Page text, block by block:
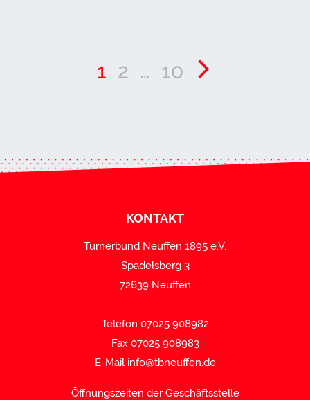
1 2 … 10
KONTAKT
Turnerbund Neuffen 1895 e.V.
Spadelsberg 3
72639 Neuffen
Telefon 07025 908982
Fax 07025 908983
E-Mail info@tbneuffen.de
Öffnungszeiten der Geschäftsstelle